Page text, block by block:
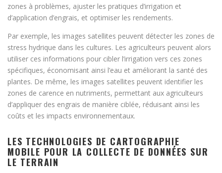
zones à problèmes, ajuster les pratiques d’irrigation et
d’application d’engrais, et optimiser les rendements.
Par exemple, les images satellites peuvent détecter les zones de
stress hydrique dans les cultures. Les agriculteurs peuvent alors
utiliser ces informations pour cibler l’irrigation vers ces zones
spécifiques, économisant ainsi l’eau et améliorant la santé des
plantes. De même, les images satellites peuvent identifier les
zones de carence en nutriments, permettant aux agriculteurs
d’appliquer des engrais de manière ciblée, réduisant ainsi les
coûts et les impacts environnementaux.
LES TECHNOLOGIES DE CARTOGRAPHIE
MOBILE POUR LA COLLECTE DE DONNÉES SUR
LE TERRAIN